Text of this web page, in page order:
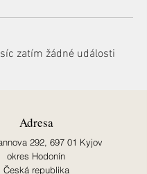
zatím žádné události
Adresa
292, 697 01 Kyjov
okres Hodonín
Česká republika